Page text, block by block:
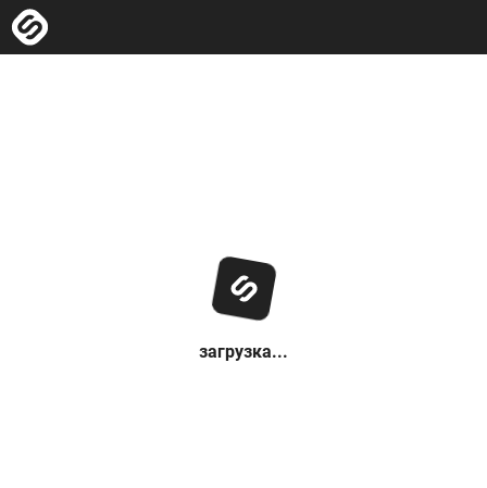
загрузка...